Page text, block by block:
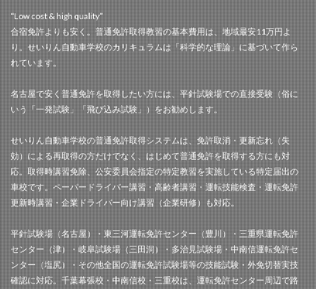
“Low cost & high quality”
合宿免許よりも安く。普通免許取得教習の基本費用は、地域最安11万円よ
り。せいりん自動車学校のカリキュラムは「科学的な理論」に基づいて作ら
れています。
名古屋で安く普通免許を取得したい方には、平針試験場での直接受験（俗に
いう「一発試験」「飛び込み試験」）をお勧めします。
せいりん自動車学校の普通免許取得システムは、免許取消・更新忘れ（失
効）による再取得の方だけでなく、はじめて普通免許を取得する方にも対
応。取得時講習免除、公安委員会指定の特定教習を実施している特定届出の
車校です。ペーパードライバー講習・高齢者講習・運転技能検査・運転免許
更新時講習・企業ドライバー向け講習（企業研修）も対応。
平針試験場（名古屋）・東三河運転免許センター（豊川）・三重県運転免許
センター（津）・岐阜試験場（三田洞）・多治見試験場・中南信運転免許セ
ンター（塩尻）・その他全国の運転免許試験場等の技能試験・外免切替実技
確認に対応。千葉幕張校・中南信校・三重校は、運転免許センター周辺で路